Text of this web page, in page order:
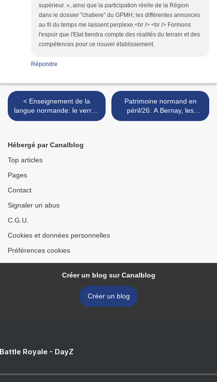
supérieur. », ainsi que la participation réelle de la Région
dans le dossier "chatiere" du GPMH; les différentes annonces
au fil du temps me laissent perplexe.<br /> <br /> Formons
l'espoir que l'Etat tiendra compte des réalités du terrain et des
compétences pour ce nouvel établissement.
Répondre
< Enseignement de la
langue normande: le verrou
jacobin de l'Education
Patrimoine normand en
péril/26: A Bernay, les
façades historiques sont
Hébergé par Canalblog
Top articles
Pages
Contact
Signaler un abus
C.G.U.
Cookies et données personnelles
Préférences cookies
Créer un blog sur Canalblog
Créer un blog
Royale - DayZ